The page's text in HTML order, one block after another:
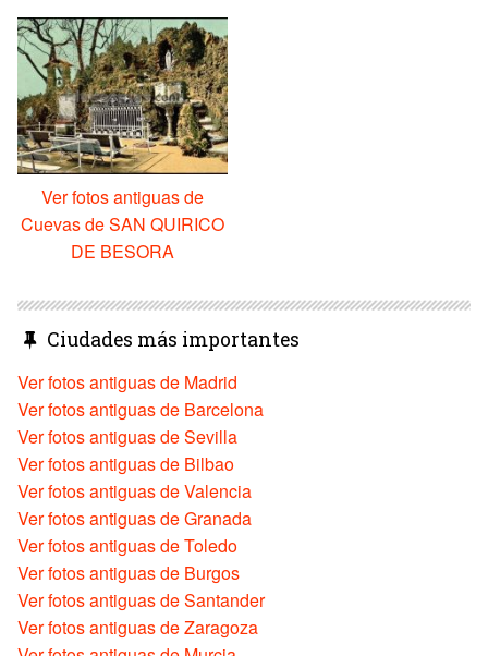
Ver fotos antiguas de
Cuevas de SAN QUIRICO
DE BESORA
Ciudades más importantes
Ver fotos antiguas de Madrid
Ver fotos antiguas de Barcelona
Ver fotos antiguas de Sevilla
Ver fotos antiguas de Bilbao
Ver fotos antiguas de Valencia
Ver fotos antiguas de Granada
Ver fotos antiguas de Toledo
Ver fotos antiguas de Burgos
Ver fotos antiguas de Santander
Ver fotos antiguas de Zaragoza